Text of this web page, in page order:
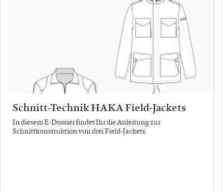
Schnitt-Technik HAKA Field-Jackets
In diesem E-Dossier findet Ihr die Anleitung zur
Schnittkonstruktion von drei Field-Jackets.